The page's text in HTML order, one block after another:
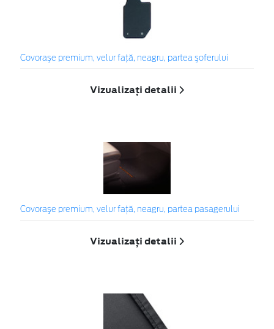
Covoraşe premium, velur faţă, neagru, partea şoferului
Vizualizați detalii
Covoraşe premium, velur faţă, neagru, partea pasagerului
Vizualizați detalii